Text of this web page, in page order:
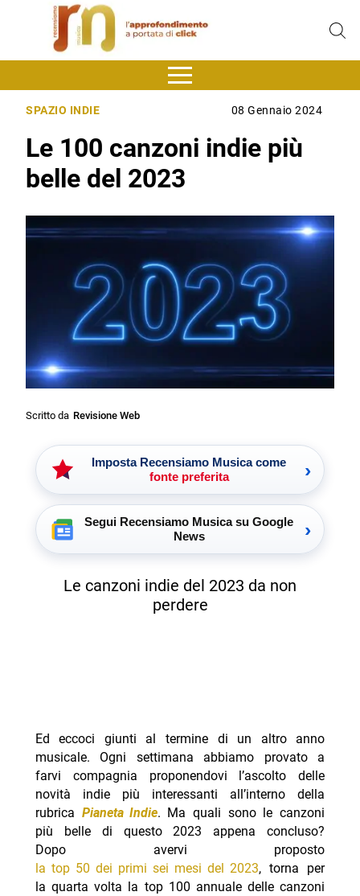
SPAZIO INDIE 08 Gennaio 2024
Le 100 canzoni indie più
belle del 2023
Scritto da Revisione Web
Imposta Recensiamo Musica come
fonte preferita
›
Segui Recensiamo Musica su Google
News
›
Le canzoni indie del 2023 da non
perdere
Ed eccoci giunti al termine di un altro anno
musicale. Ogni settimana abbiamo provato a
farvi compagnia proponendovi l’ascolto delle
novità indie più interessanti all’interno della
rubrica Pianeta Indie. Ma quali sono le canzoni
più belle di questo 2023 appena concluso?
Dopo avervi proposto
la top 50 dei primi sei mesi del 2023, torna per
la quarta volta la top 100 annuale delle canzoni